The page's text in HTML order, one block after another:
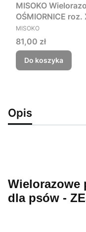
MISOKO
OŚMIORNICE roz.
PRODUCENT
MISOKO
Cena
81,00 zł
Do koszyka
Opis
Wielorazowe
dla psów -